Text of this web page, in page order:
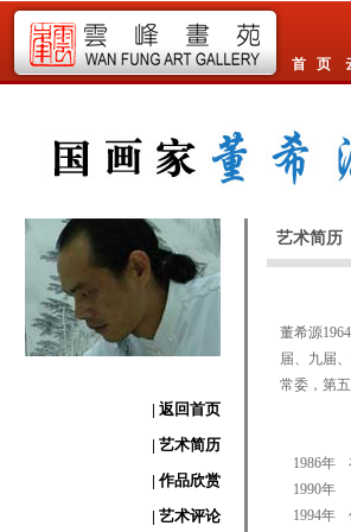
首 页
| 返回首页
| 艺术简历
| 作品欣赏
| 艺术评论
艺术简历
董希源1964
届、九届
常委，第
1986年
1990年
1994年